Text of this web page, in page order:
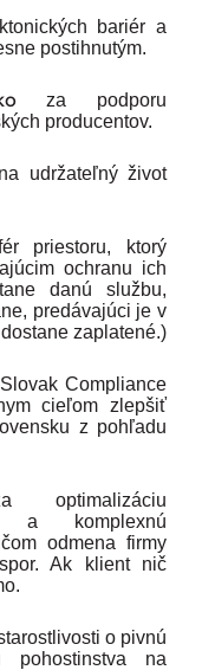
bariér a
postihnutým.
za podporu
producentov.
udržateľný život
priestoru, ktorý
ochranu ich
danú službu,
predávajúci je v
zaplatené.)
Compliance
cieľom zlepšiť
z pohľadu
optimalizáciu
a komplexnú
odmena firmy
Ak klient nič
o pivnú
pohostinstva na